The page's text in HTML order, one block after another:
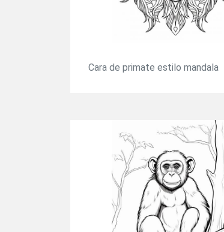
Cara de primate estilo mandala